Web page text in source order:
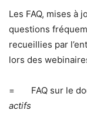
Les FAQ, mises à
questions
recueillies par
lors des
= FAQ sur le
actifs